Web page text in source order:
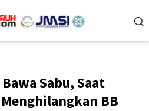
Sabu, Saat
BB